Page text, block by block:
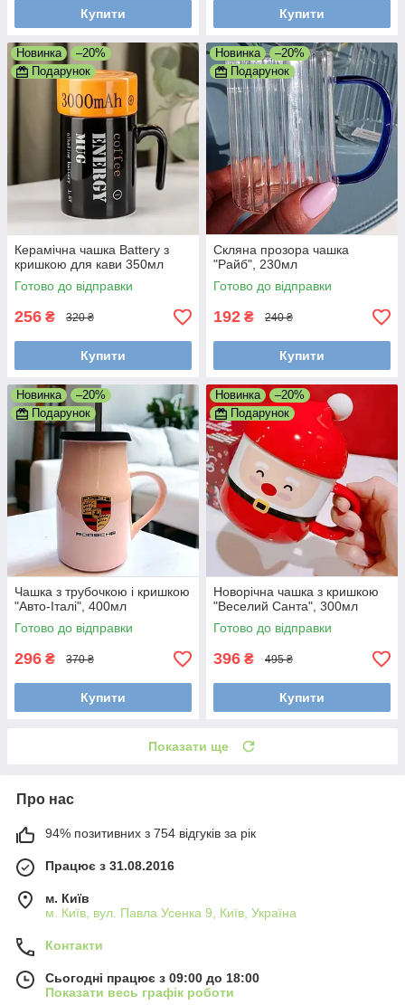
Купити Купити
Новинка
–20%
Подарунок
Керамічна чашка Battery з
кришкою для кави 350мл
Готово до відправки
256 ₴ 320 ₴
Купити
Новинка
–20%
Подарунок
Скляна прозора чашка
"Райб", 230мл
Готово до відправки
192 ₴ 240 ₴
Купити
Новинка
–20%
Подарунок
Чашка з трубочкою і кришкою
"Авто-Італі", 400мл
Готово до відправки
296 ₴ 370 ₴
Купити
Новинка
–20%
Подарунок
Новорічна чашка з кришкою
"Веселий Санта", 300мл
Готово до відправки
396 ₴ 495 ₴
Купити
Показати ще
Про нас
94% позитивних з 754 відгуків за рік
Працює з 31.08.2016
м. Київ
м. Київ, вул. Павла Усенка 9, Київ, Україна
Контакти
Сьогодні працює з 09:00 до 18:00
Показати весь графік роботи